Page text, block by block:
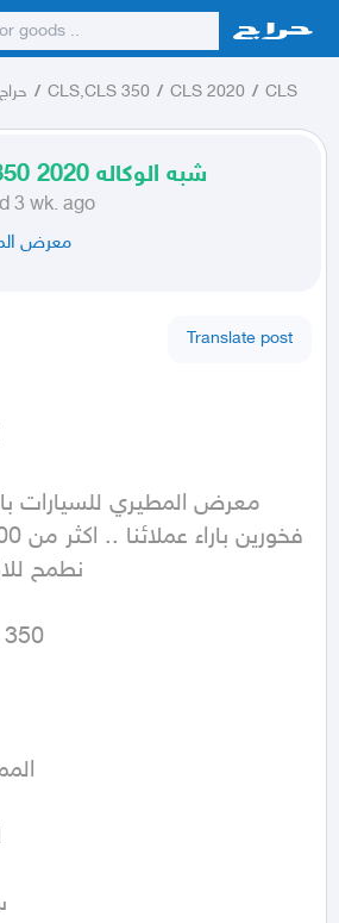
/ CLS,CLS 350 / CLS 2020 / CLS
مرسيدس CLS 350 2020 شبه الوكاله
3 wk. ago
معرض
Translate post
نطمح